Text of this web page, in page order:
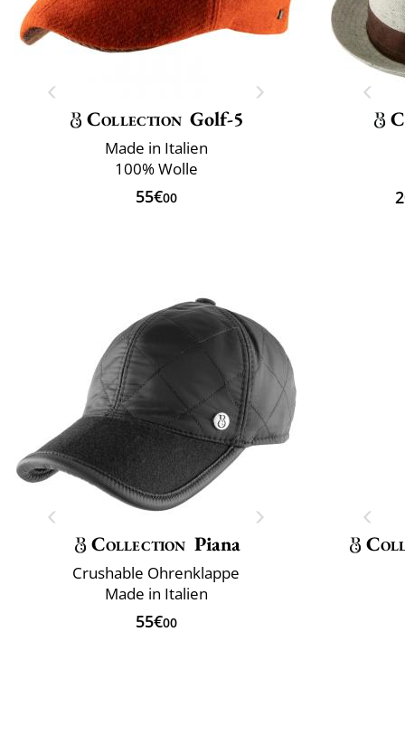
Collection Golf-5
Made in Italien
100% Wolle
55€00
Collection Piana
Crushable Ohrenklappe
Made in Italien
55€00